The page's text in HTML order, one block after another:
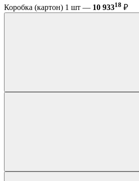
Коробка (картон) 1 шт — 10 93318 ₽